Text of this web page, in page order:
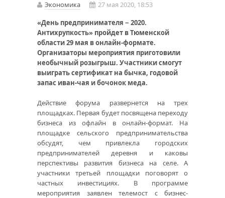
Экономика
27 мая 2020, 18:53
«День предпринимателя − 2020.
Антихрупкость» пройдет в Тюменской
области 29 мая в онлайн-формате.
Организаторы мероприятия приготовили
необычный розыгрыш. Участники смогут
выиграть сертификат на бычка, годовой
запас иван-чая и бочонок меда.
Действие форума развернется на трех
площадках. Первая будет посвящена переходу
бизнеса из офлайн в онлайн-формат. На
площадке сельского предпринимательства
обсудят, чем привлекла городских
предпринимателей деревня и каковы
перспективы развития бизнеса на селе. А
участники третьей площадки поговорят о
частных инвестициях. В программе
мероприятия заявлен телемост с бизнес-